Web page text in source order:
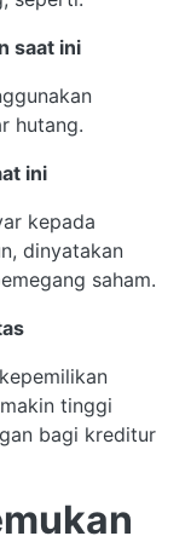
saat ini
hutang.
ini
kepada
dinyatakan
saham.
tinggi
bagi kreditur